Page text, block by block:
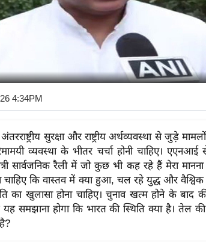
4:34PM
सुरक्षा और राष्ट्रीय अर्थव्यवस्था से जुड़े
व्यवस्था के भीतर चर्चा होनी चाहिए।
सार्वजनिक रैली में जो कुछ भी कह रहे हैं मेरा
चाहिए कि वास्तव में क्या हुआ, चल रहे युद्ध और वैश्विक
का खुलासा होना चाहिए। चुनाव खत्म होने के बाद
होगा कि भारत की स्थिति क्या है। तेल की